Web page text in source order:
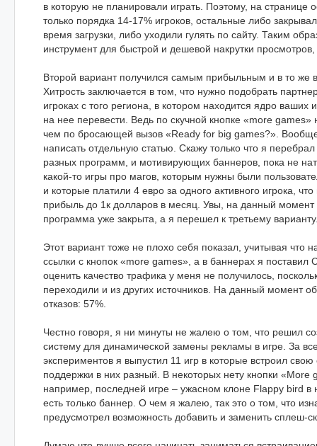
в которую не планировали играть. Поэтому, на странице
только порядка 14-17% игроков, остальные либо
время загрузки, либо уходили гулять по сайту. Таким
инструмент для быстрой и дешевой накрутки
Второй вариант получился самым прибыльным и в то же
Хитрость заключается в том, что нужно подобрать
игроках с того региона, в котором находится ядро ваших
на нее перевести. Ведь по скучной кнопке «more
чем по бросающей вызов «Ready for big games?».
написать отдельную статью. Скажу только что я перебрал
разных программ, и мотивирующих баннеров, пока не
какой-то игры про магов, которым нужны были
и которые платили 4 евро за одного активного игрока,
прибыль до 1к долларов в месяц. Увы, на данный момент
программа уже закрыта, а я перешел к третьему
Этот вариант тоже не плохо себя показал, учитывая что
ссылки с кнопок «more games», а в баннерах я поставил
оценить качество трафика у меня не получилось,
переходили и из других источников. На данный момент
отказов: 57%.
Честно говоря, я ни минуты не жалею о том, что решил
систему для динамической замены рекламы в игре. За
экспериментов я выпустил 11 игр в которые встроил
поддержки в них разный. В некоторых нету кнопки
например, последней игре – ужасном клоне Flappy bird в
есть только баннер. О чем я жалею, так это о том, что
предусмотрел возможность добавить и заменить сплеш-